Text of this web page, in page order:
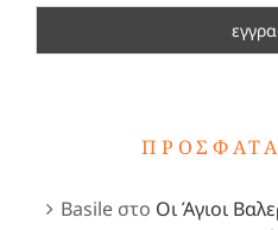
Basileστο Οι Άγιοι